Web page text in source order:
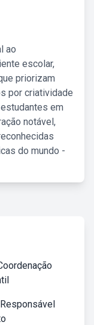
ao
escolar,
priorizam
por criatividade
em
notável,
do mundo -